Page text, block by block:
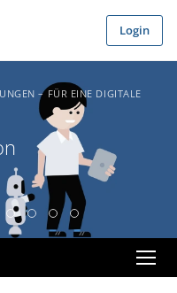
Login
EINE DIGITALE